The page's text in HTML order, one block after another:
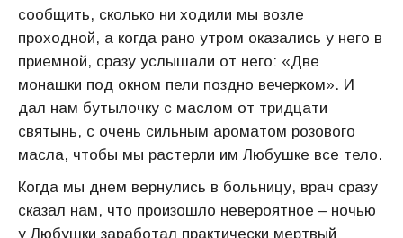
сообщить, сколько ни ходили мы возле
проходной, а когда рано утром оказались у него в
приемной, сразу услышали от него: «Две
монашки под окном пели поздно вечерком». И
дал нам бутылочку с маслом от тридцати
святынь, с очень сильным ароматом розового
масла, чтобы мы растерли им Любушке все тело.
Когда мы днем вернулись в больницу, врач сразу
сказал нам, что произошло невероятное – ночью
у Любушки заработал практически мертвый